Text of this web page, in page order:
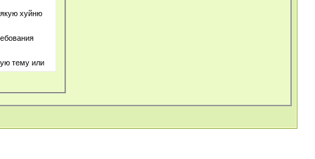
хуйню
тему или